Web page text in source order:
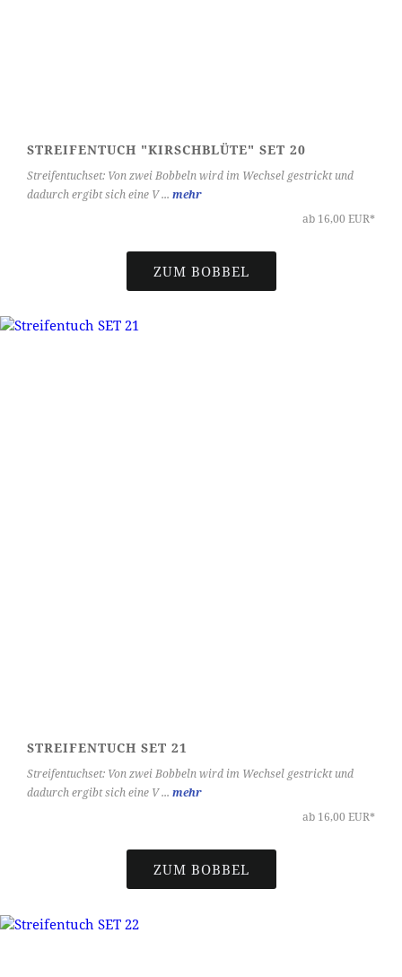
STREIFENTUCH "KIRSCHBLÜTE" SET 20
Streifentuchset: Von zwei Bobbeln wird im Wechsel gestrickt und
dadurch ergibt sich eine V ... mehr
ab 16,00 EUR*
ZUM BOBBEL
STREIFENTUCH SET 21
Streifentuchset: Von zwei Bobbeln wird im Wechsel gestrickt und
dadurch ergibt sich eine V ... mehr
ab 16,00 EUR*
ZUM BOBBEL